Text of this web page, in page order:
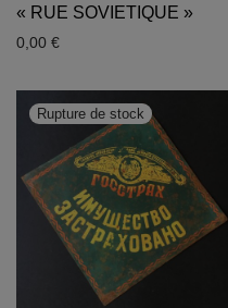
« RUE SOVIETIQUE »
0,00 €